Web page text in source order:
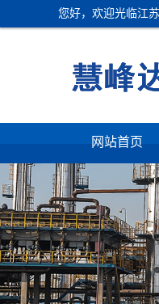
您好，欢迎光临江
网站首页